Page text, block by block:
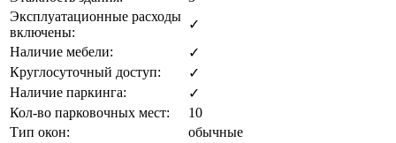
Эксплуатационные расходы
включены:
✓
Наличие мебели:
✓
Круглосуточный доступ:
✓
Наличие паркинга:
✓
Кол-во парковочных мест:
10
Тип окон:
обычные